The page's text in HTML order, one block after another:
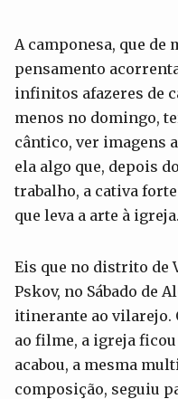
A camponesa, que de
pensamento
infinitos afazeres de
menos no domingo,
cântico, ver imagens
ela algo que, depois
trabalho, a cativa
que leva a arte à igreja.
Eis que no distrito de
Pskov, no Sábado de
itinerante ao vilarejo.
ao filme, a igreja ficou
acabou, a mesma
composição, seguiu